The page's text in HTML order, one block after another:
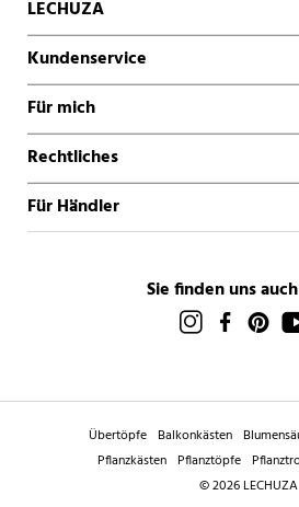
LECHUZA
Kundenservice
Für mich
Rechtliches
Für Händler
Sie finden uns
Übertöpfe Balkonkästen
Pflanzkästen Pflanztöpfe
© 2026 LECHUZA